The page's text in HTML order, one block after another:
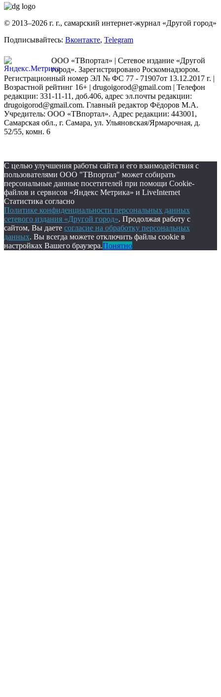
© 2013–2026 г. г., самарский интернет-журнал «Другой город»
Подписывайтесь: Вконтакте, Telegram
ООО «ТВпортал» | Сетевое издание «Другой
город». Зарегистрировано Роскомнадзором.
Регистрационный номер ЭЛ № ФС 77 - 71907от 13.12.2017 г. |
Возрастной рейтинг 16+ | drugoigorod@gmail.com | Телефон
редакции: 331-11-11, доб.406, адрес эл.почты редакции:
drugoigorod@gmail.com. Главный редактор Фёдоров М.А.
Учредитель: ООО «ТВпортал». Адрес редакции: 443001,
Самарская обл., г. Самара, ул. Ульяновская/Ярмарочная, д.
52/55, комн. 6
С целью улучшения работы сайта и его взаимодействия с
пользователями ООО "ТВпортал" может собирать
персональные данные посетителей при помощи Cookie-
файлов и сервисов «Яндекс Метрика» и LiveInternet
Статистика согласно
Политике конфиденциальности персональных данных
сетевого издания «Другой город». Продолжая работу с
сайтом, Вы даете согласие на обработку персональных
данных. Вы всегда можете отключить файлы cookie в
настройках Вашего браузера.Понятно